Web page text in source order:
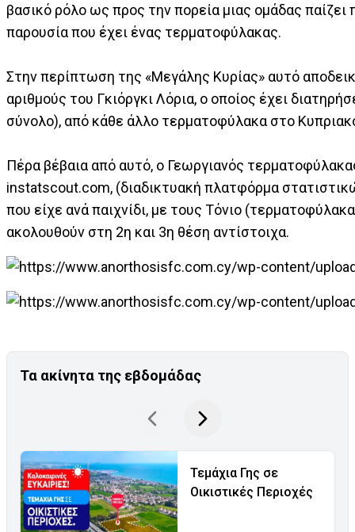
βασικό ρόλο ως προς την πορεία μιας ομάδας
παρουσία που έχει ένας τερματοφύλακας.
Στην περίπτωση της «Μεγάλης Κυρίας» αυτό
αριθμούς του Γκιόργκι Λόρια, ο οποίος έχει
σύνολο), από κάθε άλλο τερματοφύλακα στο
Πέρα βέβαια από αυτό, ο Γεωργιανός
instatscout.com, (διαδικτυακή πλατφόρμα
που είχε ανά παιχνίδι, με τους Τόνιο
ακολουθούν στη 2η και 3η θέση αντίστοιχα.
Τα ακίνητα της εβδομάδας
Τεμάχια Γης σε
Οικιστικές Περιοχές